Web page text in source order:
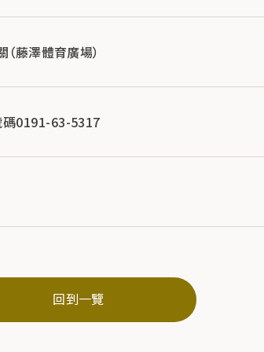
藤澤體育廣場）
碼0191-63-5317
回到一覽